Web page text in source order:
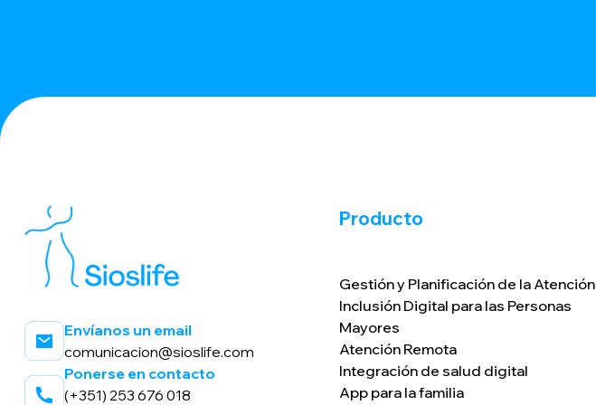
Envíanos un email
comunicacion@sioslife.com
Ponerse en contacto
(+351) 253 676 018
Producto
Gestión y Planificación de la Atención
Inclusión Digital para las Personas
Mayores
Atención Remota
Integración de salud digital
App para la familia